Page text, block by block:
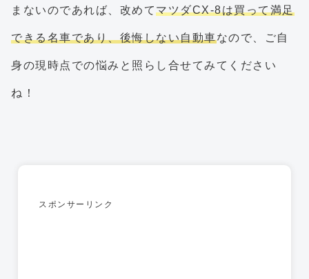
まないのであれば、改めてマツダCX-8は買って満足
できる名車であり、後悔しない自動車なので、ご自
身の現時点での悩みと照らし合せてみてください
ね！
スポンサーリンク